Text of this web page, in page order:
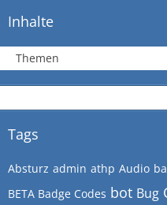
Inhalte
Themen
Tags
Absturz admin athp Audio
BETA Badge Codes bot Bug